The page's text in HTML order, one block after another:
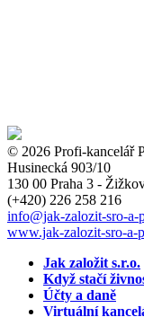
© 2026 Profi-kancelář
Husinecká 903/10
130 00 Praha 3 -
(+420) 226 258 216
info@jak-zalozit-sro-a-
www.jak-zalozit-sro-a-
Jak založit s.r.o.
Když stačí
Účty a daně
Virtuální